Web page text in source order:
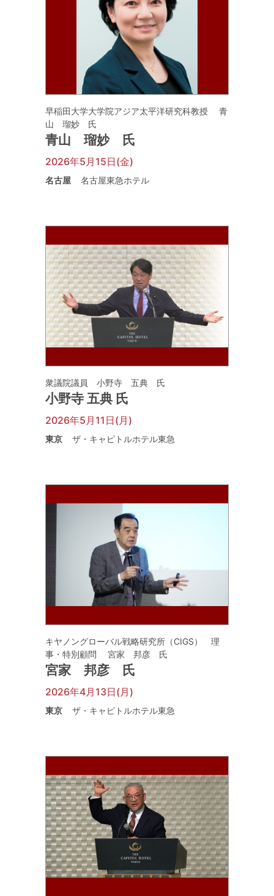
早稲田大学大学院アジア太平洋研究科教授 青
山 瑠妙 氏
青山 瑠妙 氏
2026年5月15日(金)
名古屋 名古屋東急ホテル
衆議院議員 小野寺 五典 氏
小野寺 五典 氏
2026年5月11日(月)
東京 ザ・キャピトルホテル東急
キヤノングローバル戦略研究所（CIGS） 理
事・特別顧問 宮家 邦彦 氏
宮家 邦彦 氏
2026年4月13日(月)
東京 ザ・キャピトルホテル東急